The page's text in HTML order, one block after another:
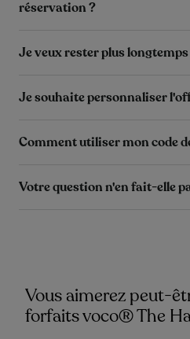
réservation ?
Je veux rester plus longtemps
Je souhaite personnaliser
Comment utiliser mon code
Votre question n'en fait-elle
Vous aimerez peut-
forfaits voco® The